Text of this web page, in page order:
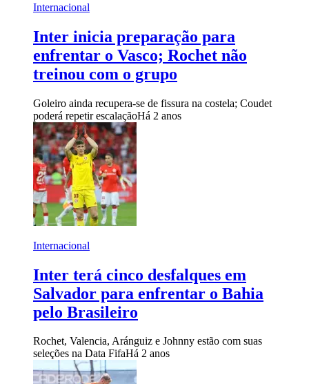
Internacional
Inter inicia preparação para
enfrentar o Vasco; Rochet não
treinou com o grupo
Goleiro ainda recupera-se de fissura na costela; Coudet
poderá repetir escalaçãoHá 2 anos
Internacional
Inter terá cinco desfalques em
Salvador para enfrentar o Bahia
pelo Brasileiro
Rochet, Valencia, Aránguiz e Johnny estão com suas
seleções na Data FifaHá 2 anos